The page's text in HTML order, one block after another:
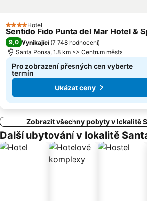
4 Počet hvězdiček
Hotel
Sentido Fido Punta del Mar Hotel &
9,0 Vynikající (7 748 hodnocení)
Santa Ponsa, 1.8 km >> Centrum města
Pro zobrazení přesných cen vyberte
termín
Ukázat ceny
Zobrazit všechny pobyty v lokalitě
Další ubytování v lokalitě